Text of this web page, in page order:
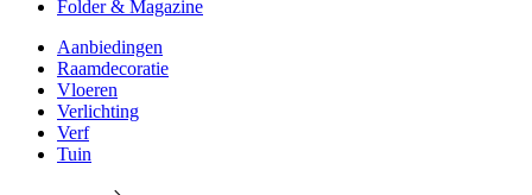
Folder & Magazine
Aanbiedingen
Raamdecoratie
Vloeren
Verlichting
Verf
Tuin